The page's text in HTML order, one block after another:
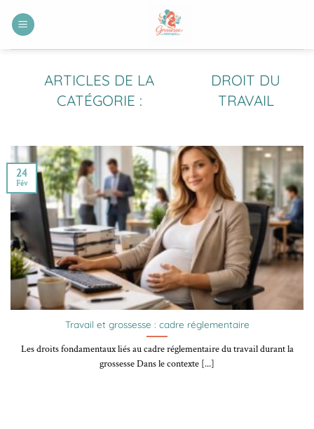
DROIT DU
TRAVAIL
Travail et grossesse : cadre réglementaire
Les droits fondamentaux liés au cadre réglementaire du travail durant la
grossesse Dans le contexte [...]
24
Fév